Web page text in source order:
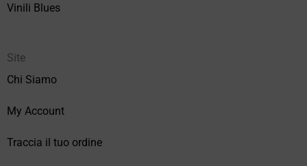
Vinili Blues
Site
Chi Siamo
My Account
Traccia il tuo ordine